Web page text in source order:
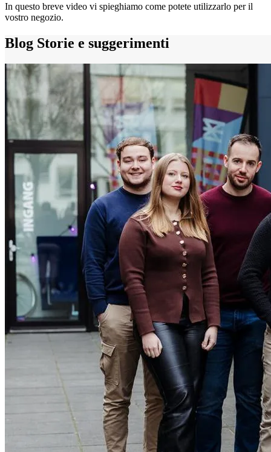
In questo breve video vi spieghiamo come potete utilizzarlo per il
vostro negozio.
Blog Storie e suggerimenti